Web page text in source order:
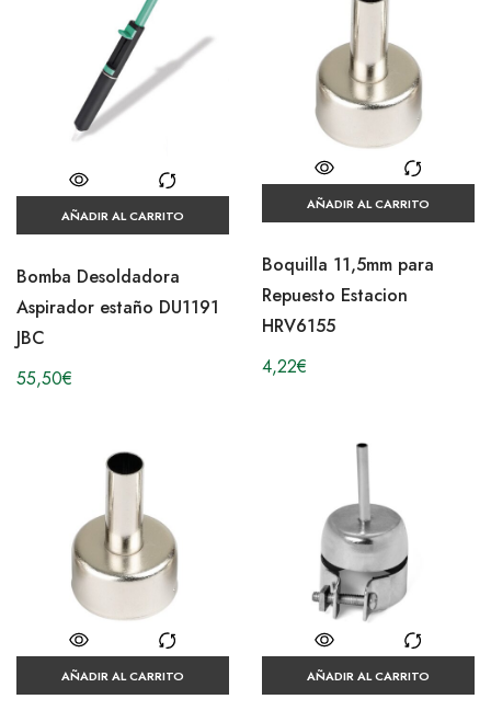
AÑADIR AL CARRITO
Bomba Desoldadora
Aspirador estaño DU1191
JBC
55,50€
AÑADIR AL CARRITO
Boquilla 11,5mm para
Repuesto Estacion
HRV6155
4,22€
AÑADIR AL CARRITO AÑADIR AL CARRITO